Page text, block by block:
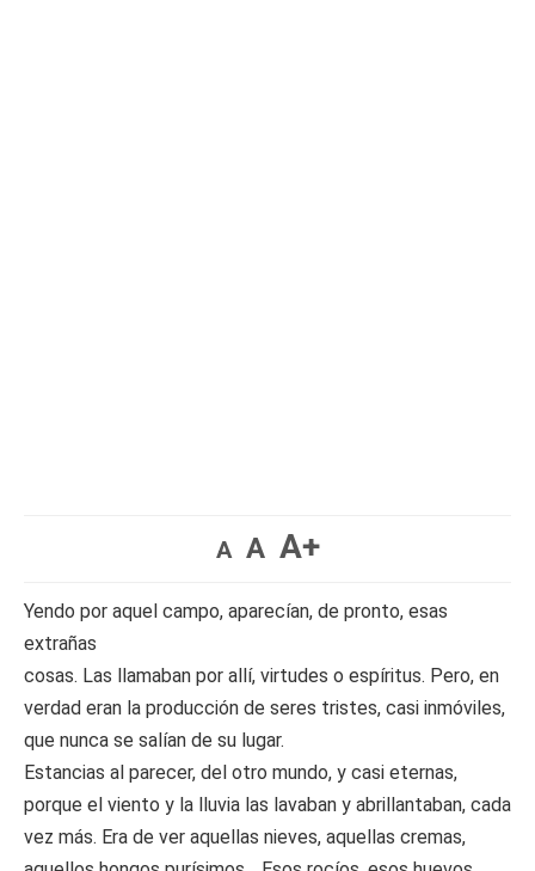
A A A+
Yendo por aquel campo, aparecían, de pronto, esas
extrañas
cosas. Las llamaban por allí, virtudes o espíritus. Pero, en
verdad eran la producción de seres tristes, casi inmóviles,
que nunca se salían de su lugar.
Estancias al parecer, del otro mundo, y casi eternas,
porque el viento y la lluvia las lavaban y abrillantaban, cada
vez más. Era de ver aquellas nieves, aquellas cremas,